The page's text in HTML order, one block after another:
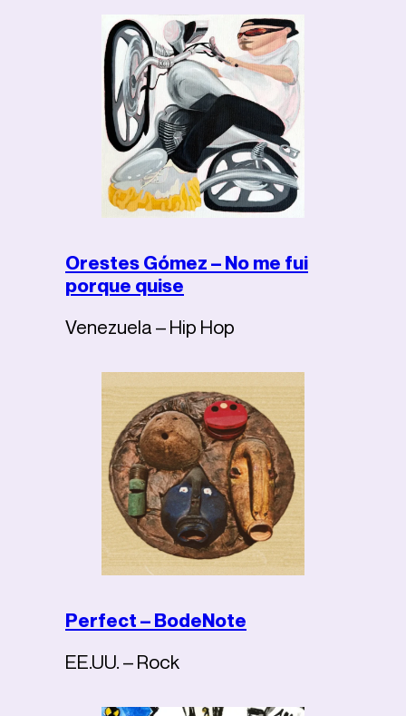
Orestes Gómez – No me fui
porque quise
Venezuela – Hip Hop
Perfect – BodeNote
EE.UU. – Rock